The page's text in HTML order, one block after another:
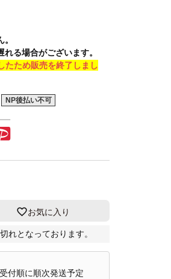
る場合がございます。
たため販売を終了しまし
NP後払い不可
お気に入り
れとなっております。
付順に順次発送予定